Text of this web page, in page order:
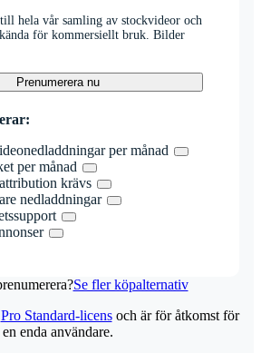
hela vår samling av stockvideor och
för kommersiellt bruk. Bilder
Prenumerera nu
per månad
per månad
krävs
nedladdningar
Se fler köpalternativ
Pro Standard-licensoch är för åtkomst för
en enda användare.